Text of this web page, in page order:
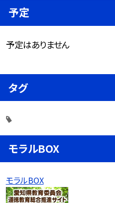
予定
予定はありません
タグ
モラルBOX
モラルBOX